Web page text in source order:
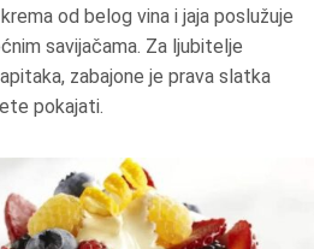
od belog vina i jaja poslužuje
savijačama. Za ljubitelje
zabajone je prava slatka
pokajati.